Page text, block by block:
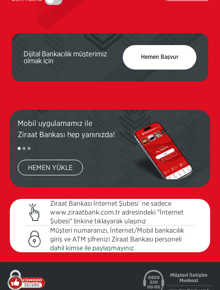
Dijital Bankacılık müşterimiz
olmak için Hemen Başvur
Mobil uygulamamız ile
Ziraat Bankası hep yanınızda!
HEMEN YÜKLE
Ziraat Bankası İnternet Şubesi´ne sadece
www.ziraatbank.com.tr adresindeki "İnternet
Şubesi" linkine tıklayarak ulaşınız
Müşteri numaranızı, İnternet/Mobil bankacılık
giriş ve ATM şifrenizi Ziraat Bankası personeli
dahil kimse ile paylaşmayınız.